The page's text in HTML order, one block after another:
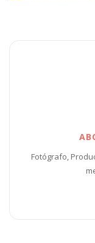
Fotógrafo,